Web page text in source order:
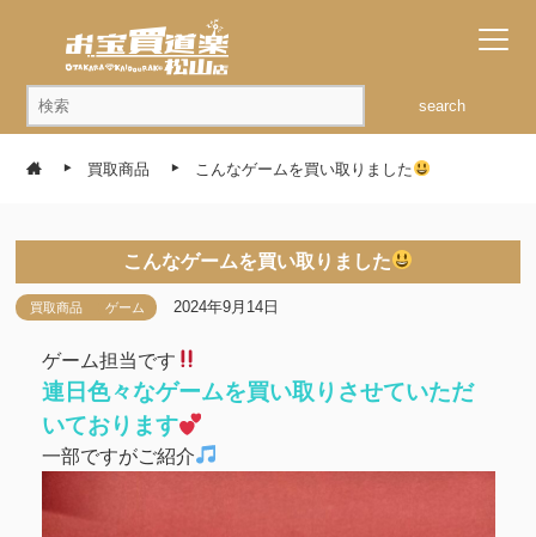
search
買取商品 こんなゲームを買い取りました
こんなゲームを買い取りました
買取商品 ゲーム 2024年9月14日
ゲーム担当です
連日色々なゲームを買い取りさせていただ
いております
一部ですがご紹介